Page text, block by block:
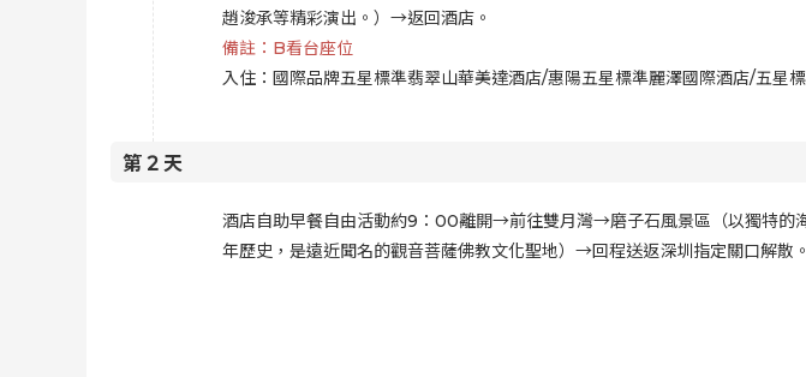
趙浚承等精彩演出。）→返回酒店。
備註：B看台座位
入住：國際品牌五星標準翡翠山華美達酒店/惠陽五星標準麗澤國際酒店/五星
第 2 天
酒店自助早餐自由活動約9：00離開→前往雙月灣→磨子石風景區（以獨特
年歷史，是遠近聞名的觀音菩薩佛教文化聖地）→回程送返深圳指定關口解散。